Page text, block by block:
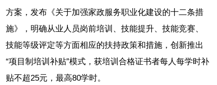
方案，发布《关于加强家政服务职业化建设的十二条措
施》，明确从业人员岗前培训、技能提升、技能竞赛、
技能等级评定等方面相应的扶持政策和措施，创新推出
“项目制培训补贴”模式，获培训合格证书者每人每学时补
贴不超25元，最高80学时。